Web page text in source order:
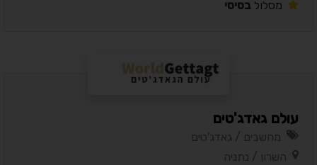
מסלול בסיסי
עולם גאדג'טים
מחשבים / גאדג'טים
השרון / נתניה